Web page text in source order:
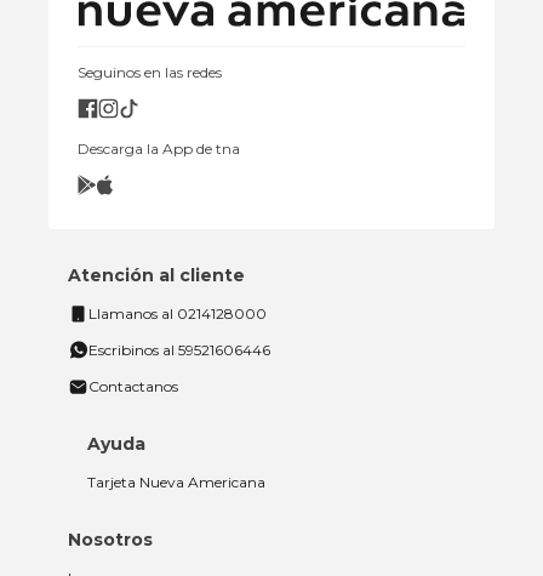
Seguinos en las redes
Descarga la App de tna
Atención al cliente
Llamanos al 0214128000
Escribinos al 59521606446
Contactanos
Ayuda
Tarjeta Nueva Americana
Nosotros